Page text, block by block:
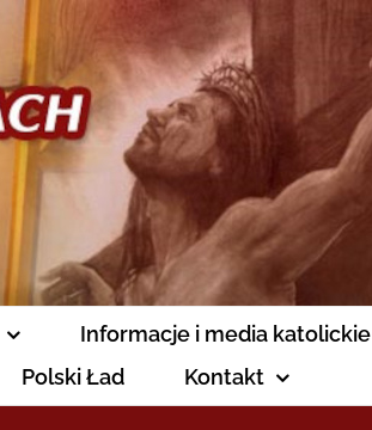
Informacje i media katolickie
Polski Ład Kontakt